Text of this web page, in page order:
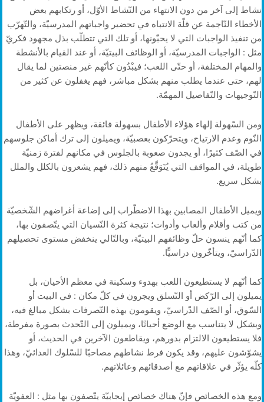
نشاط إلى آخر من دون الانتهاء من النّشاط الأوّل، أو رتكابهم بعض
الأخطاء النّاجمة عن قلّة الانتباه في تحضير واجباتهم المدرسيّة، والتّهرّب
من تنفيذ الواجبات التي لا يحبّونها، أو تلك التي تتطلّب بذل مجهود فكريّ
مثل : الواجبات المدرسيّة، أو الوظائف البيتيّة، أو عند القيام بالأنشطة
والمهام المختلفة، أو حتّى اللعب؛ فيبْدُون كأنّهم غير منصتين لما يقال
لهم، حتى عندما يطلب منهم بشكل مباشر، فهم يغفلون عن كثير من
التّوجيهات والتّفاصيل المهمّة.
ومن السّهولة إلهاء هؤلاء الأطفال بسهولة فائقة، ويظهر على الأطفال
النّوم وعدم الارتياح، ويتحرّكون بعصبيّة، ويميلون إلى ترك أماكن جلوسهم
في الصّف كثيرًا، أو يجدون صعوبة بالجلوس في مكانهم لفترة زمنيّة
طويلة، في المواقف التي يُتَوَقَّعُ منهم ذلك، فهم يشعرون بالكلل والملل
بشكل سريع.
ويميل الأطفال المصابين بهذا الاضطّراب إلى إضاعة أغراضهم الشّخصيّة
من كتب وأقلام وألعاب وأدوات؛ نتيجة كثرة النّسيان التي يتّصفون بها،
كما أنّهم ينسون حلّ وظائفهم البيتيّة، وبالتّالي ينخفض مستوى تحصيلهم
الدّراسيّ، ويتأخّرون دراسيًّا.
كما أنّهم لا يستطيعون اللعب بهدوء وسكينة في معظم الأحيان، بل
يميلون إلى الرّكض أو التّسلق ويجرون في كلّ مكان : في البيت أو
السّوق، أو الصّف الدّراسيّ، ويقومون بهذه التّصرفات بشكل مبالغ فيه،
وبشكل لا يتناسب مع الوضع أحيانًا، ويميلون إلى التّحدث بصورة مفرطة،
فلا يستطيعون الالتزام بدورهم، ويقاطعون الآخرين في الحديث، أو
يشوّشون عليهم، وقد يكون فرط نشاطهم مصاحبًا للسّلوك العدائيّ، وهذا
كلّه يؤثّر في علاقاتهم مع أصدقائهم وعائلاتهم.
ومع هذه الخصائص فإنّ هناك خصائص إيجابيّة يتّصفون بها مثل : العفويّة